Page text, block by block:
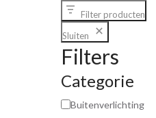
Filter producten
Sluiten
Filters
Categorie
Buitenverlichting